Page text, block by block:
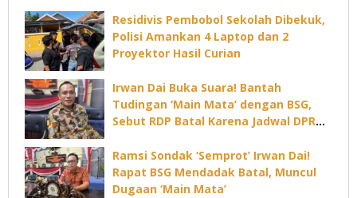
Residivis Pembobol Sekolah Dibekuk,
Polisi Amankan 4 Laptop dan 2
Proyektor Hasil Curian
Irwan Dai Buka Suara! Bantah
Tudingan ‘Main Mata’ dengan BSG,
Sebut RDP Batal Karena Jadwal DPRD
Ramsi Sondak ‘Semprot’ Irwan Dai!
Rapat BSG Mendadak Batal, Muncul
Dugaan ‘Main Mata’